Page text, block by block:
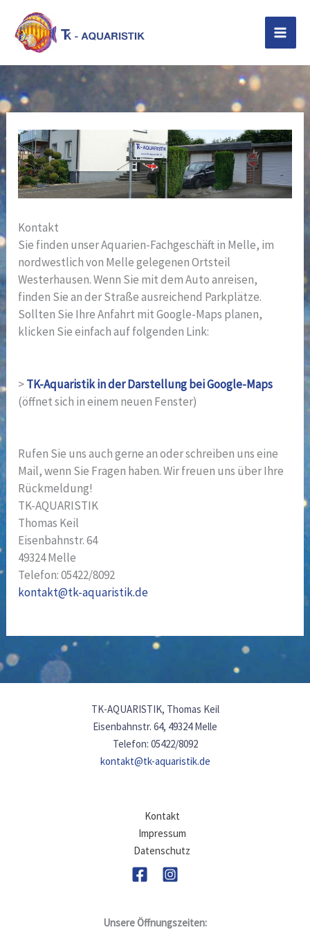
Inhalt
springen
Kontakt
Sie finden unser Aquarien-Fachgeschäft in Melle, im
nordwestlich von Melle gelegenen Ortsteil
Westerhausen. Wenn Sie mit dem Auto anreisen,
finden Sie an der Straße ausreichend Parkplätze.
Sollten Sie Ihre Anfahrt mit Google-Maps planen,
klicken Sie einfach auf folgenden Link:
>TK-Aquaristik in der Darstellung bei Google-Maps
(öffnet sich in einem neuen Fenster)
Rufen Sie uns auch gerne an oder schreiben uns eine
Mail, wenn Sie Fragen haben. Wir freuen uns über Ihre
Rückmeldung!
TK-AQUARISTIK
Thomas Keil
Eisenbahnstr. 64
49324 Melle
Telefon: 05422/8092
kontakt@tk-aquaristik.de
TK-AQUARISTIK, Thomas Keil
Eisenbahnstr. 64, 49324 Melle
Telefon: 05422/8092
kontakt@tk-aquaristik.de
Kontakt
Impressum
Datenschutz
Unsere Öffnungszeiten: